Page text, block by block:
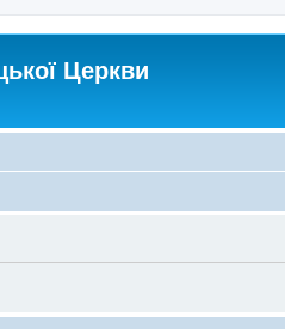
Церкви